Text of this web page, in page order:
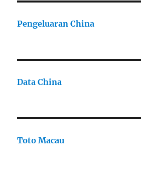
Pengeluaran China
Data China
Toto Macau